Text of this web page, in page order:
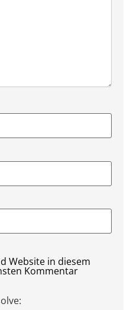
Website in diesem
Kommentar